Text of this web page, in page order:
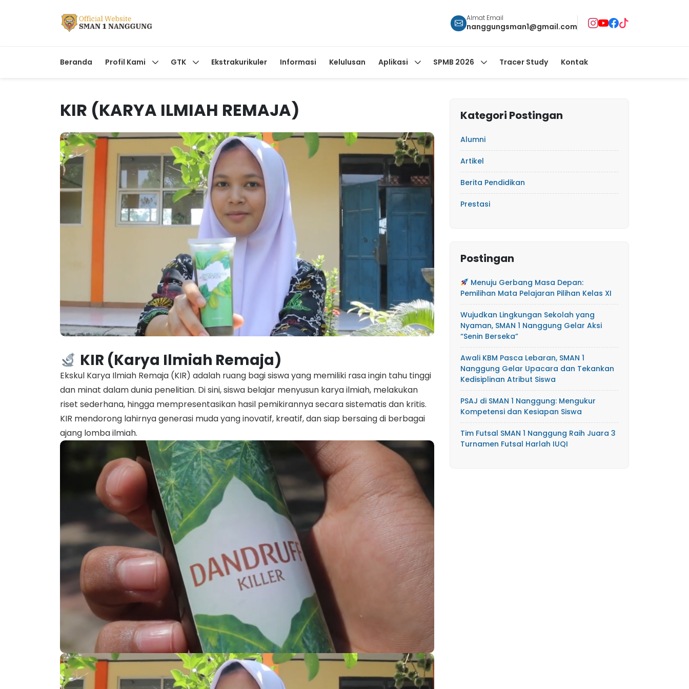
Almat Email
nanggungsman1@gmail.com
Beranda Profil Kami GTK Ekstrakurikuler Informasi Kelulusan Aplikasi SPMB 2026 Tracer Study Kontak
KIR (KARYA ILMIAH REMAJA)
KIR (Karya Ilmiah Remaja)
Ekskul Karya Ilmiah Remaja (KIR) adalah ruang bagi siswa yang memiliki rasa ingin tahu tinggi
dan minat dalam dunia penelitian. Di sini, siswa belajar menyusun karya ilmiah, melakukan
riset sederhana, hingga mempresentasikan hasil pemikirannya secara sistematis dan kritis.
KIR mendorong lahirnya generasi muda yang inovatif, kreatif, dan siap bersaing di berbagai
ajang lomba ilmiah.
Kategori Postingan
Alumni
Artikel
Berita Pendidikan
Prestasi
Postingan
Menuju Gerbang Masa Depan:
Pemilihan Mata Pelajaran Pilihan Kelas XI
Wujudkan Lingkungan Sekolah yang
Nyaman, SMAN 1 Nanggung Gelar Aksi
“Senin Berseka”
Awali KBM Pasca Lebaran, SMAN 1
Nanggung Gelar Upacara dan Tekankan
Kedisiplinan Atribut Siswa
PSAJ di SMAN 1 Nanggung: Mengukur
Kompetensi dan Kesiapan Siswa
Tim Futsal SMAN 1 Nanggung Raih Juara 3
Turnamen Futsal Harlah IUQI